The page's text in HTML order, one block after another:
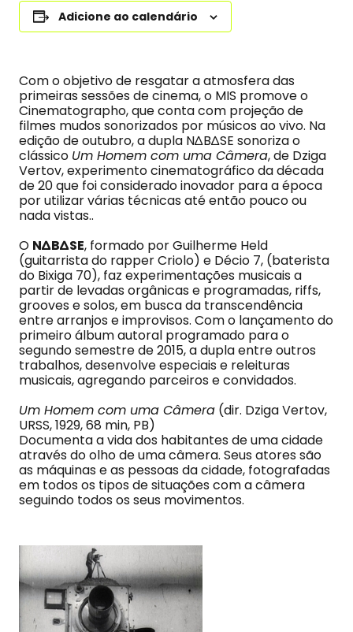
Adicione ao calendário
Com o objetivo de resgatar a atmosfera das
primeiras sessões de cinema, o MIS promove o
Cinematographo, que conta com projeção de
filmes mudos sonorizados por músicos ao vivo. Na
edição de outubro, a dupla N∆B∆SE sonoriza o
clássico Um Homem com uma Câmera, de Dziga
Vertov, experimento cinematográfico da década
de 20 que foi considerado inovador para a época
por utilizar várias técnicas até então pouco ou
nada vistas..
O N∆B∆SE, formado por Guilherme Held
(guitarrista do rapper Criolo) e Décio 7, (baterista
do Bixiga 70), faz experimentações musicais a
partir de levadas orgânicas e programadas, riffs,
grooves e solos, em busca da transcendência
entre arranjos e improvisos. Com o lançamento do
primeiro álbum autoral programado para o
segundo semestre de 2015, a dupla entre outros
trabalhos, desenvolve especiais e releituras
musicais, agregando parceiros e convidados.
Um Homem com uma Câmera (dir. Dziga Vertov,
URSS, 1929, 68 min, PB)
Documenta a vida dos habitantes de uma cidade
através do olho de uma câmera. Seus atores são
as máquinas e as pessoas da cidade, fotografadas
em todos os tipos de situações com a câmera
seguindo todos os seus movimentos.